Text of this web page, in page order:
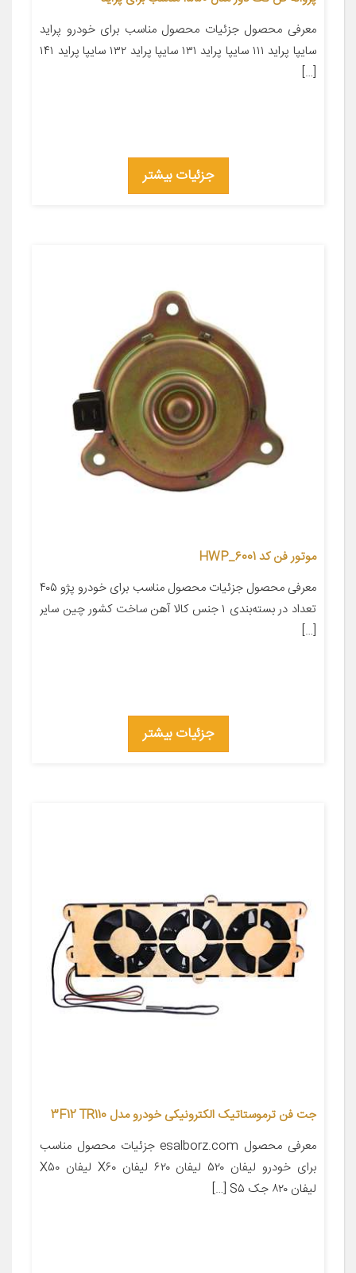
معرفی محصول جزئیات محصول مناسب برای خودرو پراید
سایپا پراید ۱۱۱ سایپا پراید ۱۳۱ سایپا پراید ۱۳۲ سایپا پراید ۱۴۱
[…]
جزئیات بیشتر
موتور فن کد HWP_6001
معرفی محصول جزئیات محصول مناسب برای خودرو پژو ۴۰۵
تعداد در بسته‌بندی ۱ جنس کالا آهن ساخت کشور چین سایر
[…]
جزئیات بیشتر
جت فن ترموستاتیک الکترونیکی خودرو مدل 3F12 TR110
معرفی محصول esalborz.com جزئیات محصول مناسب
برای خودرو لیفان ۵۲۰ لیفان ۶۲۰ لیفان X۶۰ لیفان X۵۰
لیفان ۸۲۰ جک S۵ […]